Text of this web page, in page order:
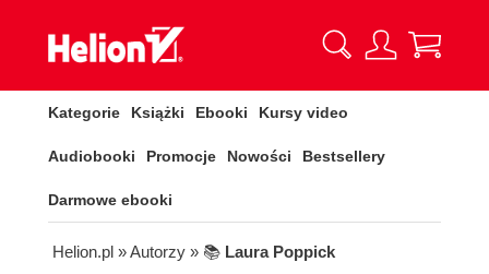
Kategorie Książki Ebooki Kursy video
Audiobooki Promocje Nowości Bestsellery
Darmowe ebooki
Helion.pl » Autorzy » 📚 Laura Poppick